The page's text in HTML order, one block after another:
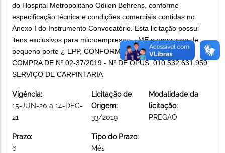
do Hospital Metropolitano Odilon Behrens, conforme
especificação técnica e condições comerciais contidas no
Anexo I do Instrumento Convocatório. Esta licitação possui
itens exclusivos para microempresas ¿ ME e empresas de
pequeno porte ¿ EPP, CONFORME O PROCESSO DE
COMPRA DE Nº 02-37/2019 - Nº DE OPUS: 010.532.631.959.
SERVIÇO DE CARPINTARIA
Vigência:
15-JUN-20 a 14-DEC-
21
Licitação de
Origem:
33/2019
Modalidade da
licitação:
PREGAO
Prazo:
6
Tipo do Prazo:
Mês